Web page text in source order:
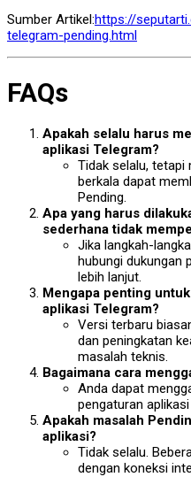
Sumber Artikel:https://
telegram-pending.html
FAQs
Apakah selalu harus
aplikasi Telegram?
Tidak selalu,
berkala dapat
Pending.
Apa yang harus
sederhana tidak
Jika langkah-
hubungi dukungan
lebih lanjut.
Mengapa penting
aplikasi Telegram?
Versi terbaru
dan peningkatan
masalah teknis.
Bagaimana cara
Anda dapat
pengaturan
Apakah masalah
aplikasi?
Tidak selalu.
dengan koneksi